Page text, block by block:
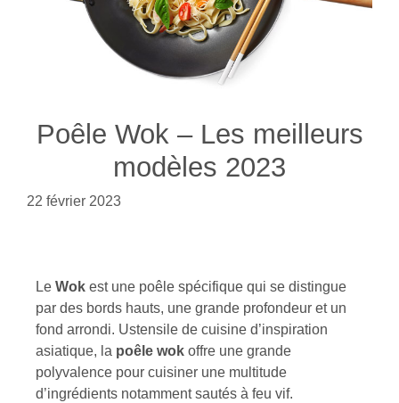
Poêle Wok – Les meilleurs
modèles 2023
22 février 2023
Le Wok est une poêle spécifique qui se distingue
par des bords hauts, une grande profondeur et un
fond arrondi. Ustensile de cuisine d’inspiration
asiatique, la poêle wok offre une grande
polyvalence pour cuisiner une multitude
d’ingrédients notamment sautés à feu vif.